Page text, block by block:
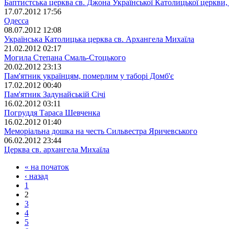
Баптистська церква св. Джона Української Католицької
17.07.2012 17:56
Одесса
08.07.2012 12:08
Українська Католицька церква св. Архангела Михаїла
21.02.2012 02:17
Могила Степана Смаль-Стоцького
20.02.2012 23:13
Пам'ятник українцям, померлим у таборі Домб'є
17.02.2012 00:40
Пам'ятник Задунайській Січі
16.02.2012 03:11
Погруддя Тараса Шевченка
16.02.2012 01:40
Меморіальна дошка на честь Сильвестра Яричевського
06.02.2012 23:44
Церква св. архангела Михаїла
« на початок
‹ назад
1
2
3
4
5